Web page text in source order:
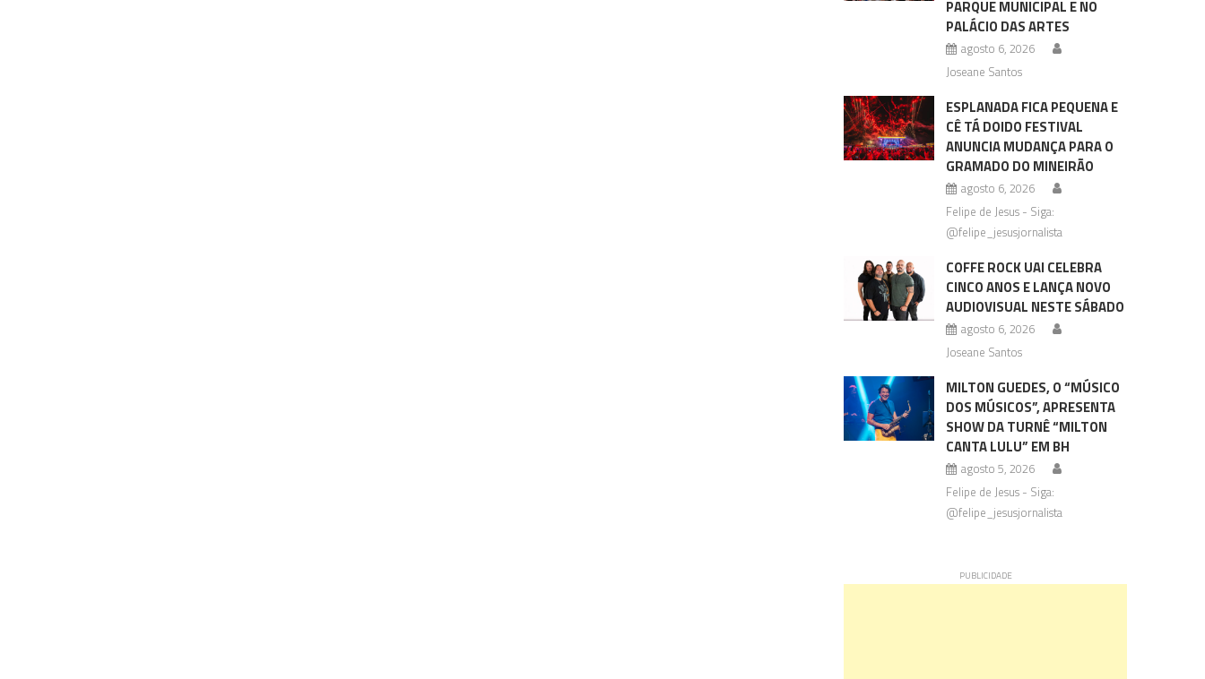
PARQUE MUNICIPAL E NO
PALÁCIO DAS ARTES
agosto 6, 2026
Joseane Santos
ESPLANADA FICA PEQUENA E
CÊ TÁ DOIDO FESTIVAL
ANUNCIA MUDANÇA PARA O
GRAMADO DO MINEIRÃO
agosto 6, 2026
Felipe de Jesus - Siga:
@felipe_jesusjornalista
COFFE ROCK UAI CELEBRA
CINCO ANOS E LANÇA NOVO
AUDIOVISUAL NESTE SÁBADO
agosto 6, 2026
Joseane Santos
MILTON GUEDES, O “MÚSICO
DOS MÚSICOS”, APRESENTA
SHOW DA TURNÊ “MILTON
CANTA LULU” EM BH
agosto 5, 2026
Felipe de Jesus - Siga:
@felipe_jesusjornalista